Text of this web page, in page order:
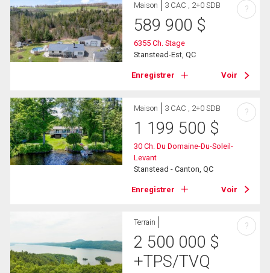
Maison 3 CAC , 2+0 SDB
589 900 $
6355 Ch. Stage
Stanstead-Est, QC
Enregistrer Voir
?
Maison 3 CAC , 2+0 SDB
1 199 500 $
30 Ch. Du Domaine-Du-Soleil-
Levant
Stanstead - Canton, QC
Enregistrer Voir
?
Terrain
2 500 000 $
+TPS/TVQ
?